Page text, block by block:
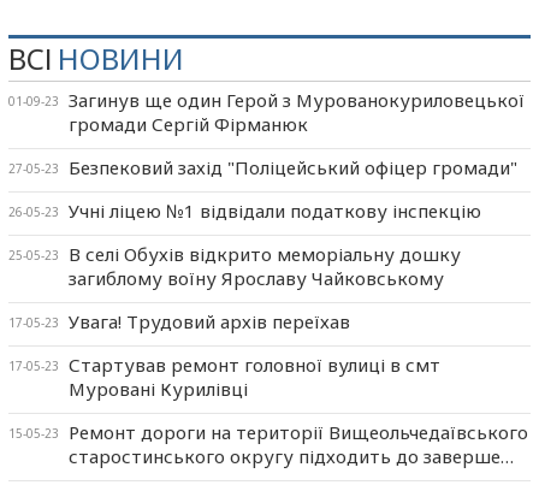
ВСІ НОВИНИ
01-09-23
Загинув ще один Герой з Мурованокуриловецької
громади Сергій Фірманюк
27-05-23 Безпековий захід "Поліцейський офіцер громади"
26-05-23 Учні ліцею №1 відвідали податкову інспекцію
25-05-23
В селі Обухів відкрито меморіальну дошку
загиблому воїну Ярославу Чайковському
17-05-23 Увага! Трудовий архів переїхав
17-05-23
Стартував ремонт головної вулиці в смт
Муровані Курилівці
15-05-23
Ремонт дороги на території Вищеольчедаївського
старостинського округу підходить до заверше…